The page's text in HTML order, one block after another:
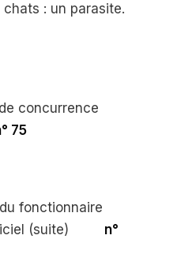
: un parasite.
concurrence
75
fonctionnaire
(suite) n°